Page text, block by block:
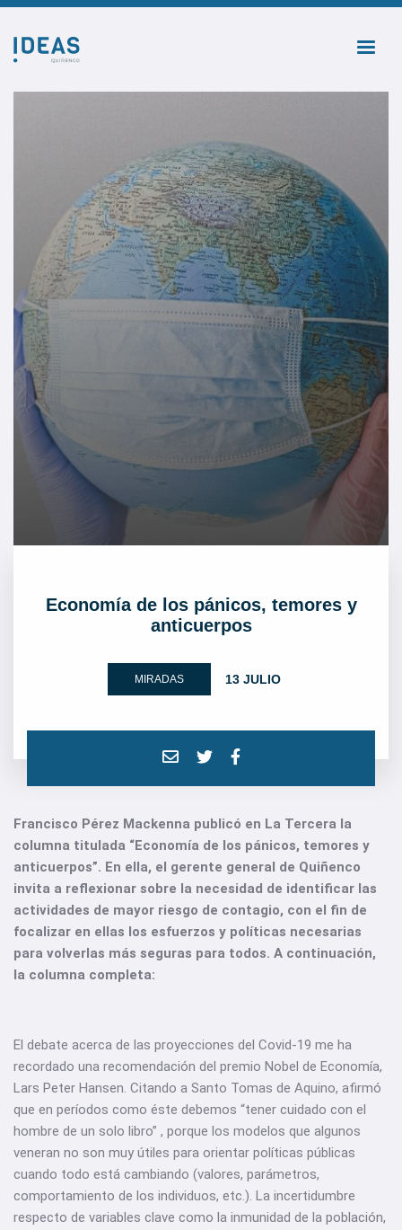
Economía de los pánicos, temores y
anticuerpos
MIRADAS 13 JULIO
Francisco Pérez Mackenna publicó en La Tercera la
columna titulada “Economía de los pánicos, temores y
anticuerpos”. En ella, el gerente general de Quiñenco
invita a reflexionar sobre la necesidad de identificar las
actividades de mayor riesgo de contagio, con el fin de
focalizar en ellas los esfuerzos y políticas necesarias
para volverlas más seguras para todos. A continuación,
la columna completa:
El debate acerca de las proyecciones del Covid-19 me ha
recordado una recomendación del premio Nobel de Economía,
Lars Peter Hansen. Citando a Santo Tomas de Aquino, afirmó
que en períodos como éste debemos “tener cuidado con el
hombre de un solo libro” , porque los modelos que algunos
veneran no son muy útiles para orientar políticas públicas
cuando todo está cambiando (valores, parámetros,
comportamiento de los individuos, etc.). La incertidumbre
respecto de variables clave como la inmunidad de la población,